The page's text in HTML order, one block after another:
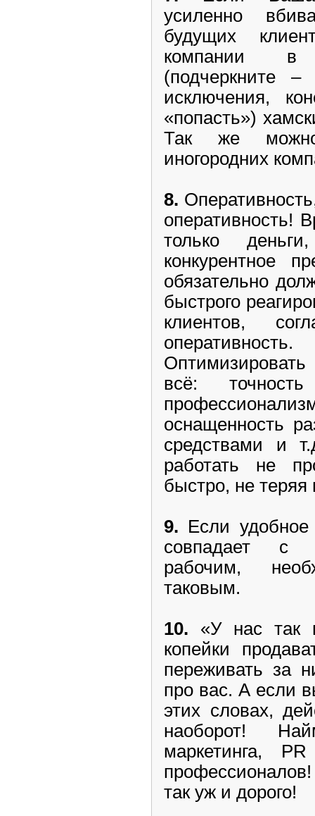
усиленно
будущих
компании в
(подчеркните
исключения,
«попасть»)
Так же
иногородних
8.
оперативность!
только
конкурентное
обязательно
быстрого
клиентов,
всё:
оснащенность
средствами и
работать не
быстро, не теряя
9. Если
совпадает с
рабочим,
таковым.
10. «У нас так
копейки
переживать за
про вас. А если
этих словах,
наоборот!
маркетинга,
так уж и дорого!